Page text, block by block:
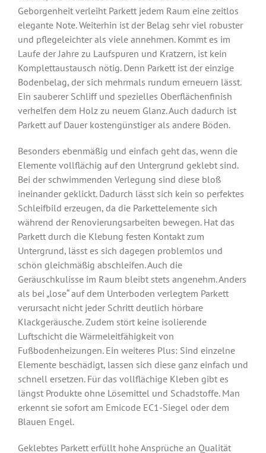
Geborgenheit verleiht Parkett jedem Raum eine zeitlos
elegante Note. Weiterhin ist der Belag sehr viel robuster
und pflegeleichter als viele annehmen. Kommt es im
Laufe der Jahre zu Laufspuren und Kratzern, ist kein
Komplettaustausch nötig. Denn Parkett ist der einzige
Bodenbelag, der sich mehrmals rundum erneuern lässt.
Ein sauberer Schliff und spezielles Oberflächenfinish
verhelfen dem Holz zu neuem Glanz. Auch dadurch ist
Parkett auf Dauer kostengünstiger als andere Böden.
Besonders ebenmäßig und einfach geht das, wenn die
Elemente vollflächig auf den Untergrund geklebt sind.
Bei der schwimmenden Verlegung sind diese bloß
ineinander geklickt. Dadurch lässt sich kein so perfektes
Schleifbild erzeugen, da die Parkettelemente sich
während der Renovierungsarbeiten bewegen. Hat das
Parkett durch die Klebung festen Kontakt zum
Untergrund, lässt es sich dagegen problemlos und
schön gleichmäßig abschleifen. Auch die
Geräuschkulisse im Raum bleibt stets angenehm. Anders
als bei „lose“ auf dem Unterboden verlegtem Parkett
verursacht nicht jeder Schritt deutlich hörbare
Klackgeräusche. Zudem stört keine isolierende
Luftschicht die Wärmeleitfähigkeit von
Fußbodenheizungen. Ein weiteres Plus: Sind einzelne
Elemente beschädigt, lassen sich diese ganz einfach und
schnell ersetzen. Für das vollflächige Kleben gibt es
längst Produkte ohne Lösemittel und Schadstoffe. Man
erkennt sie sofort am Emicode EC1-Siegel oder dem
Blauen Engel.
Geklebtes Parkett erfüllt hohe Ansprüche an Qualität